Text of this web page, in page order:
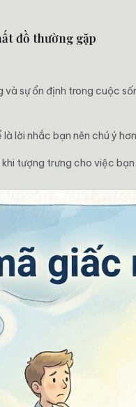
đồ thường gặp
sự ổn định trong cuộc
lời nhắc bạn nên chú ý
tượng trưng cho việc